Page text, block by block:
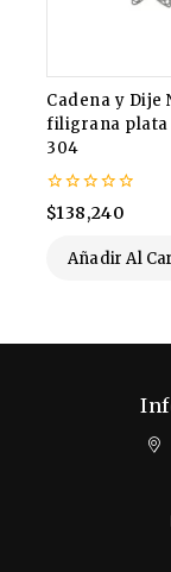
Cadena y Dije
filigrana
304
0
de
$138,240
Añadir Al